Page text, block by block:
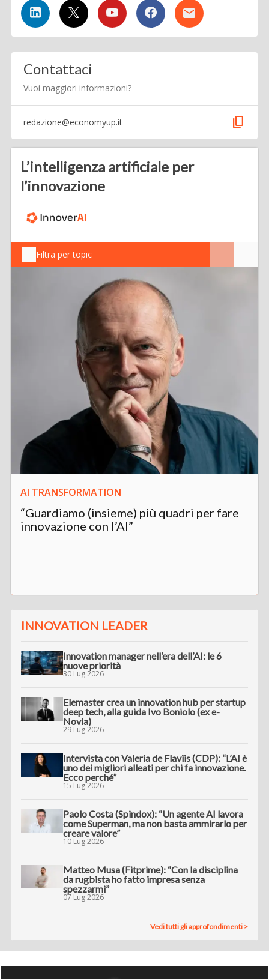
Contattaci
Vuoi maggiori informazioni?
redazione@economyup.it content_copy
L’intelligenza artificiale per
l’innovazione
Filtra per topic
AI TRANSFORMATION
“Guardiamo (insieme) più quadri per fare
innovazione con l’AI”
INNOVATION LEADER
Innovation manager nell’era dell’AI: le 6
nuove priorità
30 Lug 2026
Elemaster crea un innovation hub per startup
deep tech, alla guida Ivo Boniolo (ex e-
Novia)
29 Lug 2026
Intervista con Valeria de Flaviis (CDP): “L’AI è
uno dei migliori alleati per chi fa innovazione.
Ecco perché”
15 Lug 2026
Paolo Costa (Spindox): “Un agente AI lavora
come Superman, ma non basta ammirarlo per
creare valore”
10 Lug 2026
Matteo Musa (Fitprime): “Con la disciplina
da rugbista ho fatto impresa senza
spezzarmi”
07 Lug 2026
Vedi tutti gli approfondimenti >